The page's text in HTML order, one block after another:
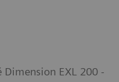
Dimension EXL 200 -